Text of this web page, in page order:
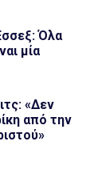
Όλα
μία
«Δεν
από την